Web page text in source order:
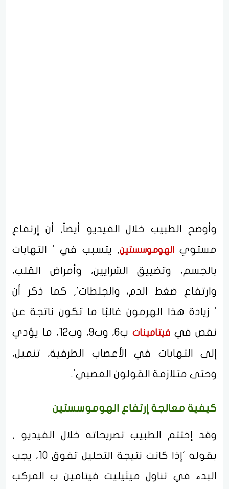
وأوضح الطبيب خلال الفيديو أيضاً, أن إرتفاع
مستوي الهوموسستين, يتسبب في ' التهابات
بالجسم، وتضييق الشرايين، وأمراض القلب،
وارتفاع ضغط الدم، والجلطات', كما ذكر أن
' زيادة هذا الهرمون غالبًا ما تكون ناتجة عن
نقص في فيتامينات
ب6، وب9، وب12، ما يؤدي
إلى التهابات في الأعصاب الطرفية، تنميل،
وحتى متلازمة القولون العصبي'.
كيفية معالجة إرتفاع الهوموسستين
وقد إختتم الطبيب تصريحاته خلال الفيديو ,
بقوله 'إذا كانت نتيجة التحليل تفوق 10، يجب
البدء في تناول ميثيليت فيتامين ب المركب